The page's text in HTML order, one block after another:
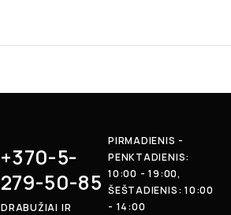
+370-5-
279-50-85
DRABUŽIAI IR
PIRMADIENIS -
PENKTADIENIS:
10:00 - 19:00,
ŠEŠTADIENIS: 10:00
- 14:00